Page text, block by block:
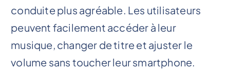
conduite plus agréable. Les utilisateurs
peuvent facilement accéder à leur
musique, changer de titre et ajuster le
volume sans toucher leur smartphone.